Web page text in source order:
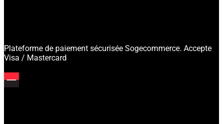
Plateforme de paiement sécurisée Sogecommerce. Accepte
Visa / Mastercard